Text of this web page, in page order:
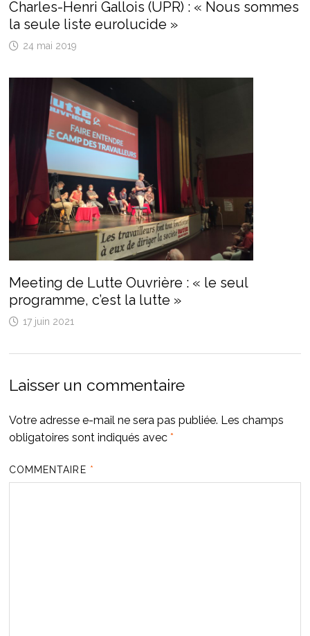
Charles-Henri Gallois (UPR) : « Nous sommes
la seule liste eurolucide »
24 mai 2019
Meeting de Lutte Ouvrière : « le seul
programme, c’est la lutte »
17 juin 2021
Laisser un commentaire
Votre adresse e-mail ne sera pas publiée. Les champs
obligatoires sont indiqués avec *
COMMENTAIRE *